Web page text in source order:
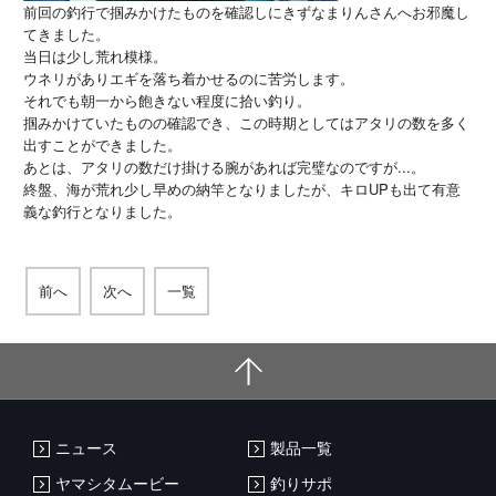
前回の釣行で掴みかけたものを確認しにきずなまりんさんへお邪魔し
てきました。
当日は少し荒れ模様。
ウネリがありエギを落ち着かせるのに苦労します。
それでも朝一から飽きない程度に拾い釣り。
掴みかけていたものの確認でき、この時期としてはアタリの数を多く
出すことができました。
あとは、アタリの数だけ掛ける腕があれば完璧なのですが...。
終盤、海が荒れ少し早めの納竿となりましたが、キロUPも出て有意
義な釣行となりました。
前へ 次へ 一覧
ニュース
製品一覧
ヤマシタムービー
釣りサポ